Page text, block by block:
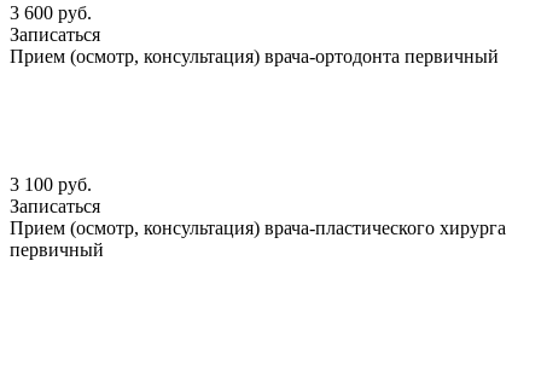
3 600 руб.
Записаться
Прием (осмотр, консультация) врача-ортодонта первичный
3 100 руб.
Записаться
Прием (осмотр, консультация) врача-пластического хирурга
первичный